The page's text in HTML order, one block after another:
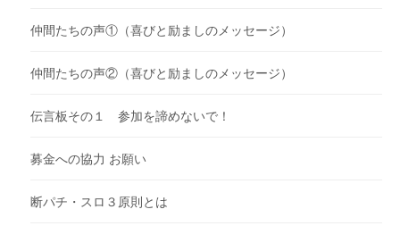
仲間たちの声①（喜びと励ましのメッセージ）
仲間たちの声②（喜びと励ましのメッセージ）
伝言板その１ 参加を諦めないで！
募金への協力 お願い
断パチ・スロ３原則とは